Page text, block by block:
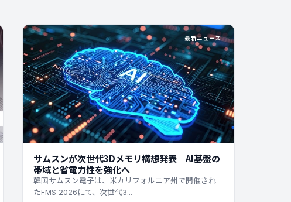
最新ニュース
サムスンが次世代3Dメモリ構想発表 AI基盤の
帯域と省電力性を強化へ
韓国サムスン電子は、米カリフォルニア州で開催され
たFMS 2026にて、次世代3...